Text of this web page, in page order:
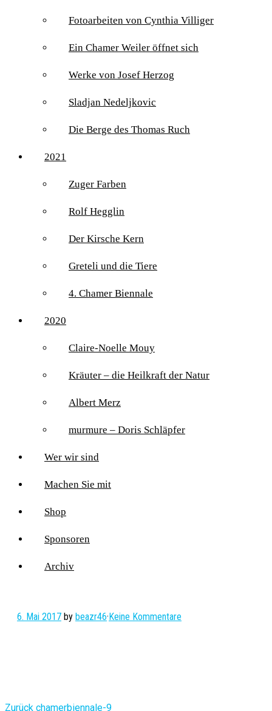
Fotoarbeiten von Cynthia Villiger
Ein Chamer Weiler öffnet sich
Werke von Josef Herzog
Sladjan Nedeljkovic
Die Berge des Thomas Ruch
2021
Zuger Farben
Rolf Hegglin
Der Kirsche Kern
Greteli und die Tiere
4. Chamer Biennale
2020
Claire-Noelle Mouy
Kräuter – die Heilkraft der Natur
Albert Merz
murmure – Doris Schläpfer
Wer wir sind
Machen Sie mit
Shop
Sponsoren
Archiv
6. Mai 2017 by beazr46· Keine Kommentare
Zurück Vorheriger
chamerbiennale-9